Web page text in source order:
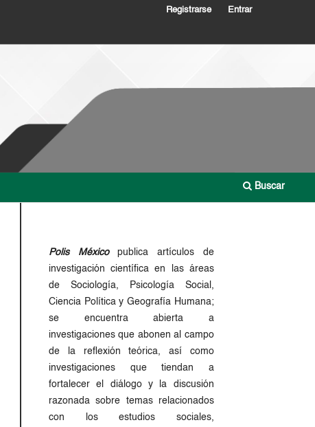
Buscar
Registrarse Entrar
Polis Méxicopublica artículos de
investigación científica en las áreas
de Sociología, Psicología Social,
Ciencia Política y Geografía Humana;
se encuentra abierta a
investigaciones que abonen al campo
de la reflexión teórica, así como
investigaciones que tiendan a
fortalecer el diálogo y la discusión
razonada sobre temas relacionados
con los estudios sociales,